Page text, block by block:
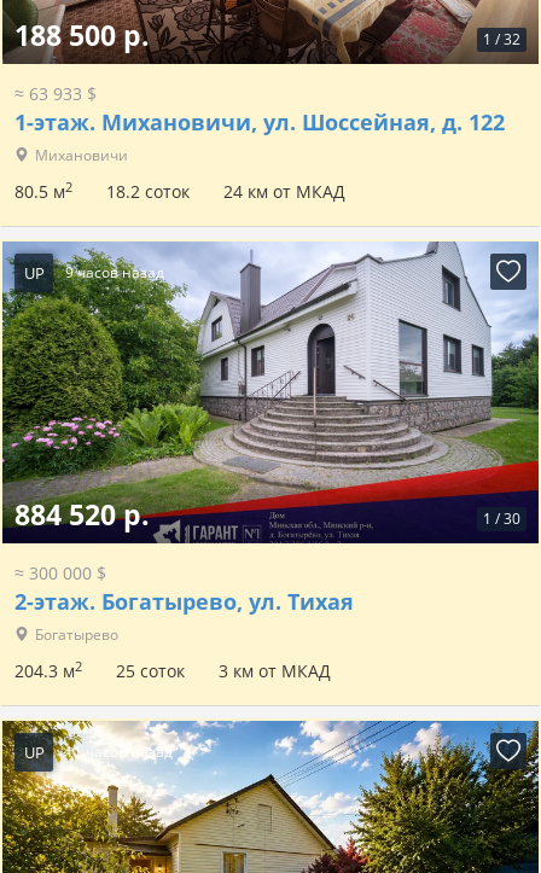
1 /32
188 500 р.
≈ 63 933 $
1-этаж. Михановичи, ул. Шоссейная, д. 122
Михановичи
80.5 м2 18.2 соток 24 км от МКАД
UP 9 часов назад
1 /30
884 520 р.
≈ 300 000 $
2-этаж. Богатырево, ул. Тихая
Богатырево
204.3 м2 25 соток 3 км от МКАД
UP 11 часов назад